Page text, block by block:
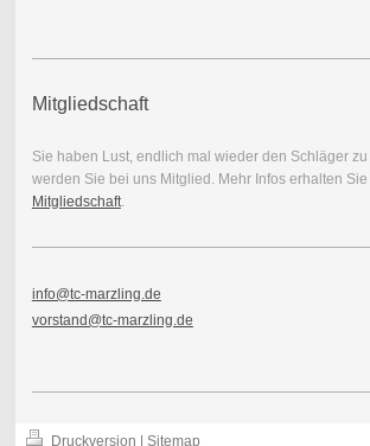
Mitgliedschaft
Sie haben Lust, endlich mal wieder den Schläger
werden Sie bei uns Mitglied. Mehr Infos erhalten
Mitgliedschaft.
info@tc-marzling.de
vorstand@tc-marzling.de
Druckversion | Sitemap